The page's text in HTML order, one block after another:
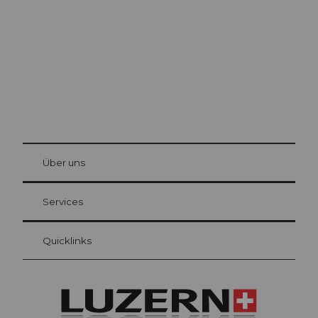
Gästekarte Luzern
Ihre Vorteile als Übernachtungsgast
at Bre
Über uns
Services
Quicklinks